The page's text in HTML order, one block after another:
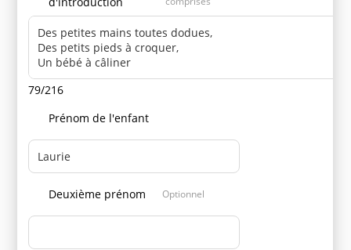
79/216
Prénom de l'enfant
Deuxième prénom Optionnel